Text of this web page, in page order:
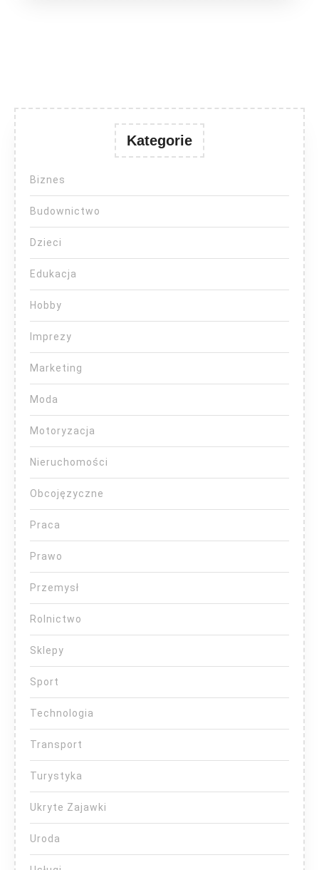
Kategorie
Biznes
Budownictwo
Dzieci
Edukacja
Hobby
Imprezy
Marketing
Moda
Motoryzacja
Nieruchomości
Obcojęzyczne
Praca
Prawo
Przemysł
Rolnictwo
Sklepy
Sport
Technologia
Transport
Turystyka
Ukryte Zajawki
Uroda